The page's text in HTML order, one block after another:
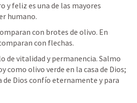
y feliz es una de las mayores
humano.
con brotes de olivo. En
con flechas.
de vitalidad y permanencia. Salmo
como olivo verde en la casa de Dios;
de Dios confío eternamente y para